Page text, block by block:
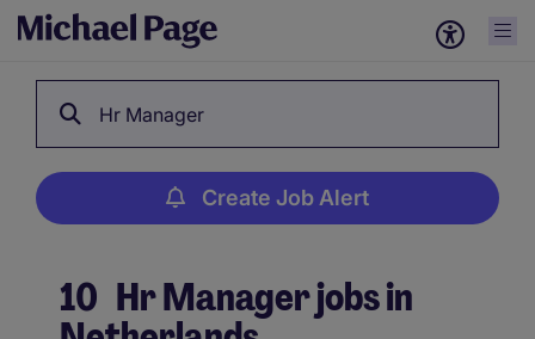
Hr Manager
Create Job Alert
10 Hr Manager jobs in